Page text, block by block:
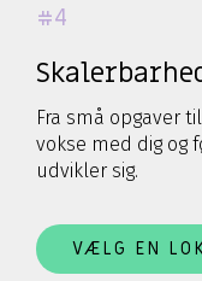
#4
Fra små opgaver
vokse med dig og
udvikler sig.
VÆLG EN